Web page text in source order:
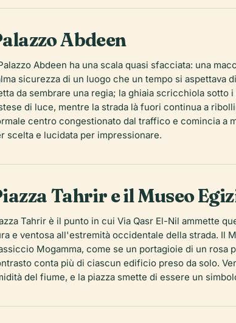
Abdeen
Abdeen ha una scala quasi sfacciata: una
sicurezza di un luogo che un tempo si aspettava
da sembrare una regia; la ghiaia scricchiola
di luce, mentre la strada là fuori continua a
centro congestionato dal traffico e comincia a
scelta e lucidata per impressionare.
Tahrir e il Museo
Tahrir è il punto in cui Via Qasr El-Nil ammette
e ventosa all'estremità occidentale della strada. Il
Mogamma, come se un portagioie di un
conta più di ciascun edificio preso da solo.
del fiume, e la piazza smette di essere un